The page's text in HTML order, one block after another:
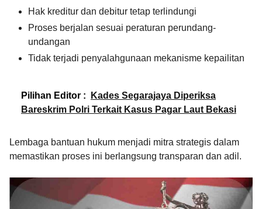
Hak kreditur dan debitur tetap terlindungi
Proses berjalan sesuai peraturan perundang-
undangan
Tidak terjadi penyalahgunaan mekanisme kepailitan
Pilihan Editor :
Kades Segarajaya Diperiksa
Bareskrim Polri Terkait Kasus Pagar Laut Bekasi
Lembaga bantuan hukum menjadi mitra strategis dalam
memastikan proses ini berlangsung transparan dan adil.